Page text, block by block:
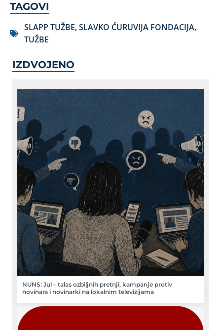
TAGOVI
SLAPP TUŽBE,SLAVKO ĆURUVIJA FONDACIJA,
TUŽBE
IZDVOJENO
NUNS: Jul – talas ozbiljnih pretnji, kampanje protiv
novinara i novinarki na lokalnim televizijama